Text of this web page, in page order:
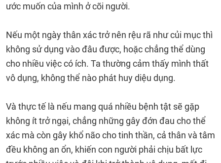
ước muốn của mình ở cõi người.
Nếu một ngày thân xác trở nên rệu rã như củi mục thì
không sử dụng vào đâu được, hoặc chẳng thể dùng
cho nhiều việc có ích. Ta thường cảm thấy mình thất
vô dụng, không thể nào phát huy diệu dụng.
Và thực tế là nếu mang quá nhiều bệnh tật sẽ gặp
không ít trở ngại, chẳng những gây đớn đau cho thể
xác mà còn gây khổ não cho tinh thần, cả thân và tâm
đều không an ổn, khiến con người phải chịu bất lực